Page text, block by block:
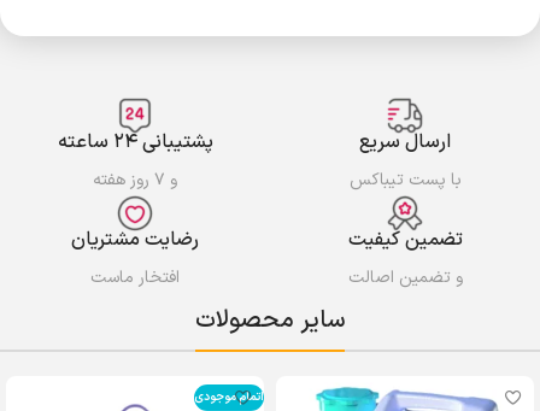
ارسال سریع
با پست تیباکس
پشتیبانی ۲۴ ساعته
و ۷ روز هفته
تضمین کیفیت
و تضمین اصالت
رضایت مشتریان
افتخار ماست
سایر محصولات
اتمام موجودی